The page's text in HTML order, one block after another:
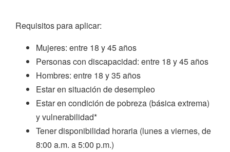
Requisitos para aplicar:
Mujeres: entre 18 y 45 años
Personas con discapacidad: entre 18 y 45 años
Hombres: entre 18 y 35 años
Estar en situación de desempleo
Estar en condición de pobreza (básica extrema)
y vulnerabilidad*
Tener disponibilidad horaria (lunes a viernes, de
8:00 a.m. a 5:00 p.m.)